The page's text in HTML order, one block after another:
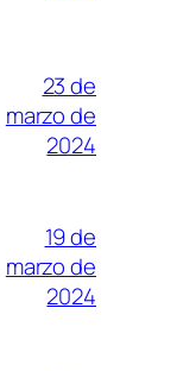
23 de
marzo de
2024
19 de
marzo de
2024